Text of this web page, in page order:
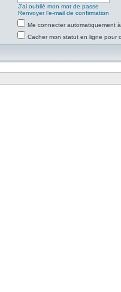
J’ai oublié mon mot de passe
Renvoyer l’e-mail de confirmation
Me connecter automatiquement
Cacher mon statut en ligne pour